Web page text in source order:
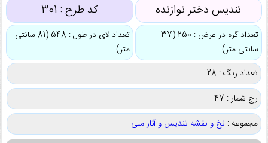
تندیس دختر نوازنده کد طرح : 301
تعداد گره در عرض : 250 (37
سانتی متر)
تعداد لای در طول : 548 (81 سانتی
متر)
تعداد رنگ : 28
رج شمار : 47
مجموعه : نخ و نقشه تندیس و آثار ملی